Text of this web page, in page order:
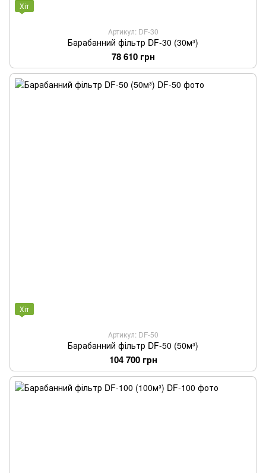
Хіт
Артикул: DF-30
Барабанний фільтр DF-30 (30м³)
78 610 грн
Хіт
Артикул: DF-50
Барабанний фільтр DF-50 (50м³)
104 700 грн